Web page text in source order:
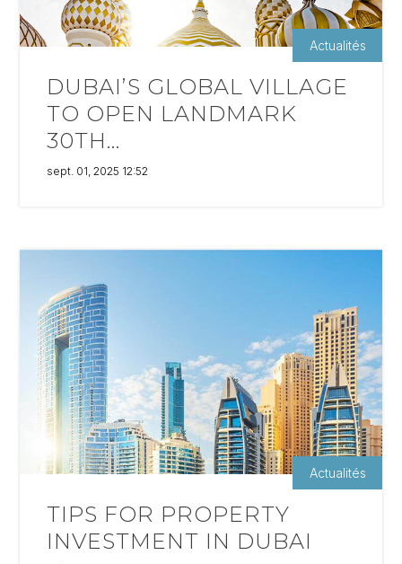
Actualités
DUBAI’S GLOBAL VILLAGE
TO OPEN LANDMARK
30TH...
sept. 01, 2025 12:52
Actualités
TIPS FOR PROPERTY
INVESTMENT IN DUBAI